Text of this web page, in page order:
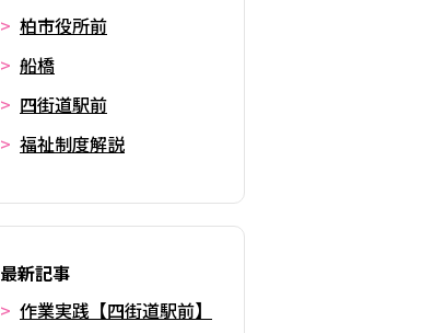
柏市役所前
船橋
四街道駅前
福祉制度解説
最新記事
作業実践【四街道駅前】